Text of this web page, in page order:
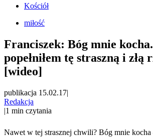
Kościół
miłość
Franciszek: Bóg mnie
popełniłem tę straszną i złą
[wideo]
publikacja 15.02.17|
Redakcja
|1 min czytania
Nawet w tej strasznej chwili? Bóg mnie kocha